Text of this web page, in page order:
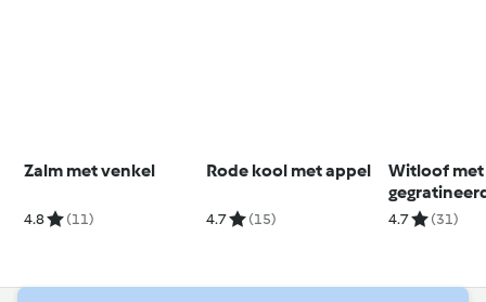
Zalm met venkel
4.8 (11)
Rode kool met appel
4.7 (15)
Witloof met
comté
4.7 (31)